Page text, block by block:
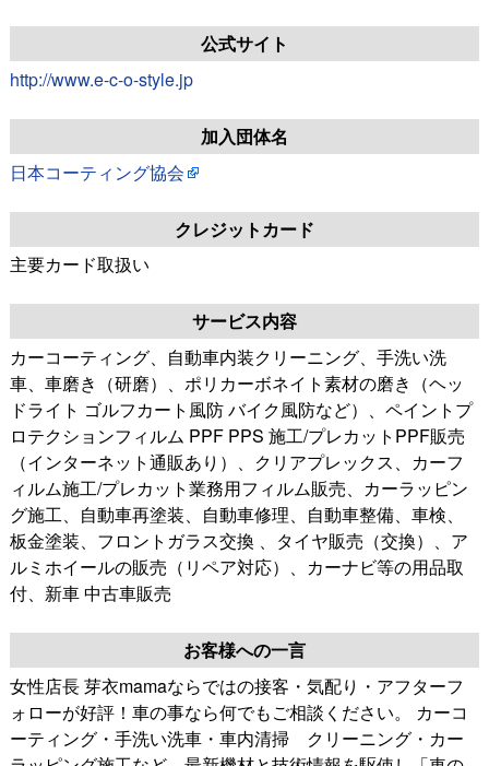
公式サイト
http://www.e-c-o-style.jp
加入団体名
日本コーティング協会
クレジットカード
主要カード取扱い
サービス内容
カーコーティング、自動車内装クリーニング、手洗い洗
車、車磨き（研磨）、ポリカーボネイト素材の磨き（ヘッ
ドライト ゴルフカート風防 バイク風防など）、ペイントプ
ロテクションフィルム PPF PPS 施工/プレカットPPF販売
（インターネット通販あり）、クリアプレックス、カーフ
ィルム施工/プレカット業務用フィルム販売、カーラッピン
グ施工、自動車再塗装、自動車修理、自動車整備、車検、
板金塗装、フロントガラス交換 、タイヤ販売（交換）、ア
ルミホイールの販売（リペア対応）、カーナビ等の用品取
付、新車 中古車販売
お客様への一言
女性店長 芽衣mamaならではの接客・気配り・アフターフ
ォローが好評！車の事なら何でもご相談ください。 カーコ
ーティング・手洗い洗車・車内清掃 クリーニング・カー